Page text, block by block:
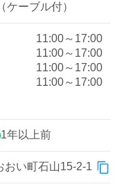
産ディーラーを表示
（ケーブル付）
11:00～17:00
11:00～17:00
11:00～17:00
11:00～17:00
1年以上前
おい町石山15-2-1